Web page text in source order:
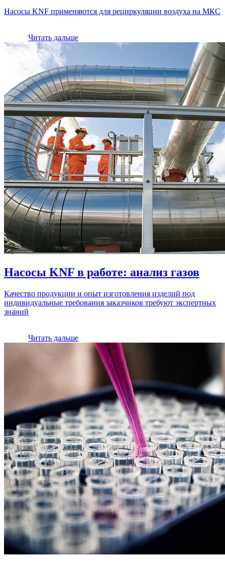
Насосы KNF применяются для рециркуляции воздуха на МКС
Читать дальше
Насосы KNF в работе: анализ газов
Качество продукции и опыт изготовления изделий под
индивидуальные требования заказчиков требуют экспертных
знаний
Читать дальше